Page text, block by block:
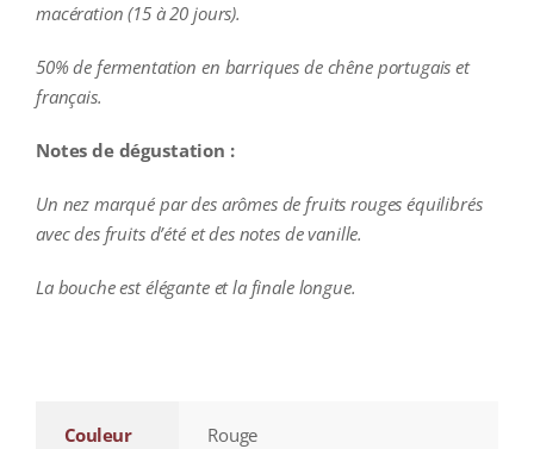
macération (15 à 20 jours).
50% de fermentation en barriques de chêne portugais et
français.
Notes de dégustation :
Un nez marqué par des arômes de fruits rouges équilibrés
avec des fruits d’été et des notes de vanille.
La bouche est élégante et la finale longue.
Couleur Rouge